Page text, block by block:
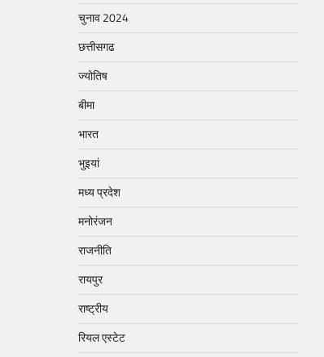
चुनाव 2024
छत्तीसगढ
ज्योतिष
बीमा
भारत
भुइयां
मध्य प्रदेश
मनोरंजन
राजनीति
रायपुर
राष्ट्रीय
रियल एस्टेट